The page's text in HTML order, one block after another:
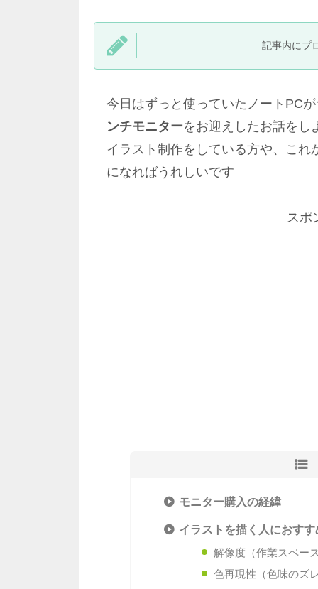
記事内にプ
今日はずっと使っていたノートPC
ンチモニターをお迎えしたお話をし
イラスト制作をしている方や、こ
になればうれしいです
スポ
モニター購入の経緯
イラストを描く人におす
解像度（作業スペー
色再現性（色味のズ